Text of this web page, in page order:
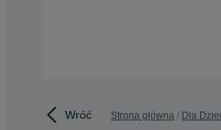
Wróć Strona główna Dla